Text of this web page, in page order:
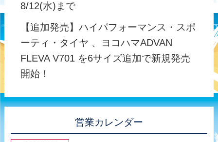
8/12(水)まで
【追加発売】ハイパフォーマンス・スポ
ーティ・タイヤ 、ヨコハマADVAN
FLEVA V701 を6サイズ追加で新規発売
開始！
営業カレンダー